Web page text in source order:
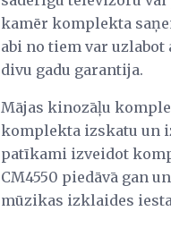
kamēr komplekta
abi no tiem var
divu gadu garantija.
Mājas kinozāļu
komplekta izskatu un
patīkami izveidot
CM4550 piedāvā gan
mūzikas izklaides